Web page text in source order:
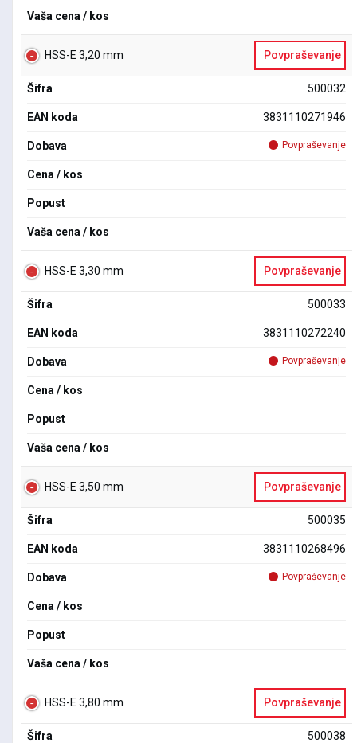
Vaša cena / kos
HSS-E 3,20 mm Povpraševanje
Šifra 500032
EAN koda 3831110271946
Dobava Povpraševanje
Cena / kos
Popust
Vaša cena / kos
HSS-E 3,30 mm Povpraševanje
Šifra 500033
EAN koda 3831110272240
Dobava Povpraševanje
Cena / kos
Popust
Vaša cena / kos
HSS-E 3,50 mm Povpraševanje
Šifra 500035
EAN koda 3831110268496
Dobava Povpraševanje
Cena / kos
Popust
Vaša cena / kos
HSS-E 3,80 mm Povpraševanje
Šifra 500038